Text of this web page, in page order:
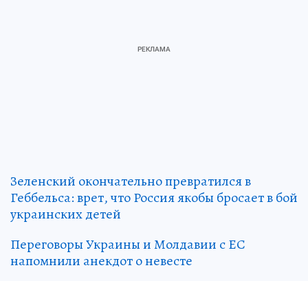
Зеленский окончательно превратился в
Геббельса: врет, что Россия якобы бросает в бой
украинских детей
Переговоры Украины и Молдавии с ЕС
напомнили анекдот о невесте